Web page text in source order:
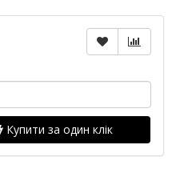
Купити за один клік